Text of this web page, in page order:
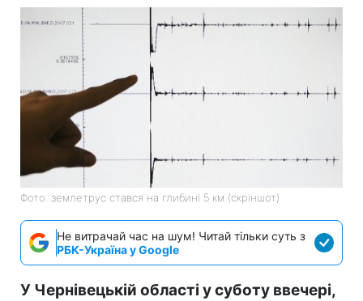
Фото: землетрус стався на глибині 5 км (скріншот)
Не витрачай час на шум! Читай тільки суть з
РБК-Україна у Google
У Чернівецькій області у суботу ввечері,